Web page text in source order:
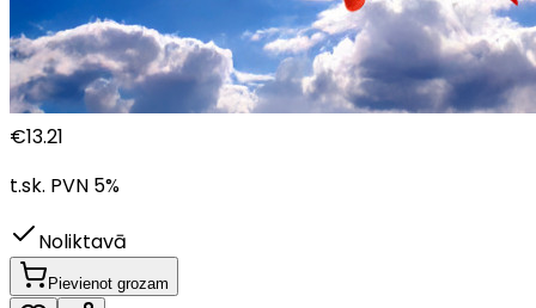
€13.21
t.sk. PVN 5%
Noliktavā
Pievienot grozam